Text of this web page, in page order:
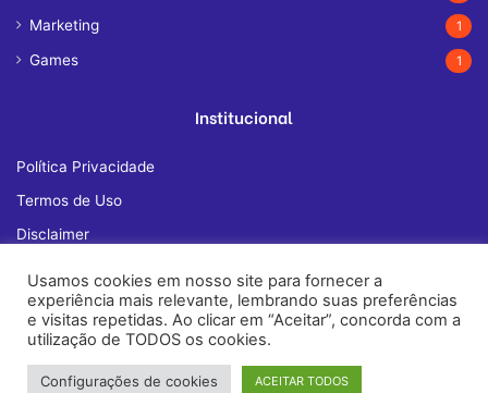
Marketing 1
Games 1
Institucional
Política Privacidade
Termos de Uso
Disclaimer
Fale Conosco
Usamos cookies em nosso site para fornecer a
experiência mais relevante, lembrando suas preferências
e visitas repetidas. Ao clicar em “Aceitar”, concorda com a
utilização de TODOS os cookies.
Configurações de cookies ACEITAR TODOS